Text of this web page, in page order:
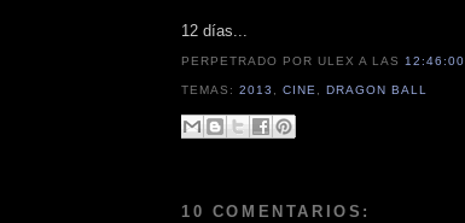
12 días...
PERPETRADO POR ULEXA LAS12:46:00
TEMAS:2013 ,CINE ,DRAGON BALL
10 COMENTARIOS: